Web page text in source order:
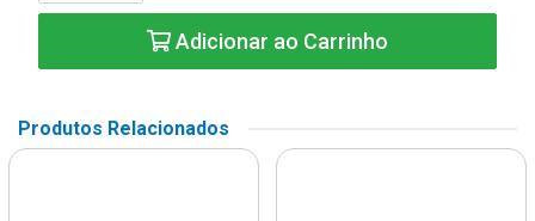
Adicionar ao Carrinho
Produtos Relacionados